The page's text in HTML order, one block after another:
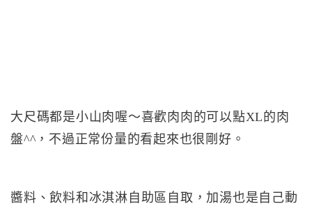
大尺碼都是小山肉喔～喜歡肉肉的可以點XL的肉
盤^^，不過正常份量的看起來也很剛好。
醬料、飲料和冰淇淋自助區自取，加湯也是自己動